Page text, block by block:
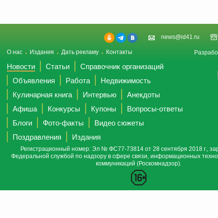
news@id41.ru
О нас Издания Дать рекламу Контакты
Новости Статьи
Справочник организаций
Объявления
Работа
Недвижимость
Кулинарная книга
Интервью
Анекдоты
Афиша
Конкурсы Купоны
Вопросы-ответы
Блоги
Фото-факты
Видео сюжеты
Поздравления
Издания
Регистрационный номер: Эл № ФС77-73814 от 28 сентября 2018 г.,
Федеральной службой по надзору в сфере связи, информационных
коммуникаций (Роскомнадзор).